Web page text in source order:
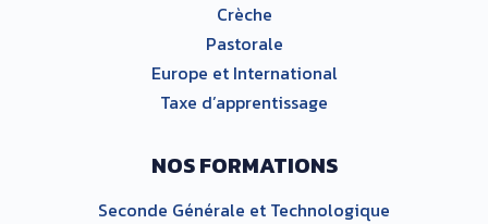
Crèche
Pastorale
Europe et International
Taxe d’apprentissage
NOS FORMATIONS
Seconde Générale et Technologique